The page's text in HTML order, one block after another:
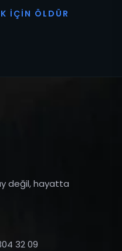
K İ ÇI N Ö L D Ü R
değil, hayatta
32 09